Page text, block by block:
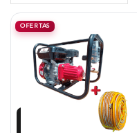
OFERTAS
Fumigadora Estacionaria Pro 45L
Acople Directo con Accesorios
$2.265.168
$2.038.652
Añadir al carrito